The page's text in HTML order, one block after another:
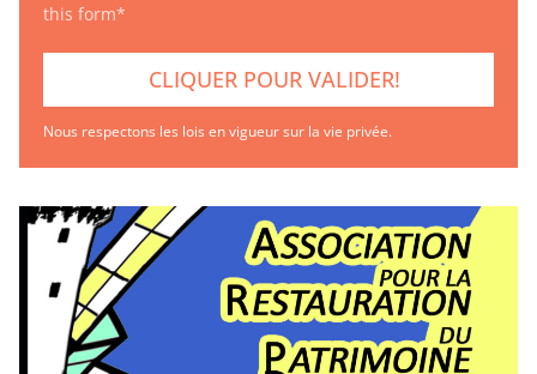
this form*
Nous respectons les lois en vigueur sur la vie privée.